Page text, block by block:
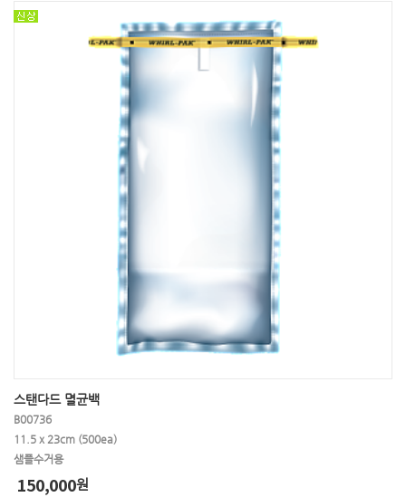
스탠다드 멸균백
B00736
11.5 x 23cm (500ea)
샘플수거용
150,000원